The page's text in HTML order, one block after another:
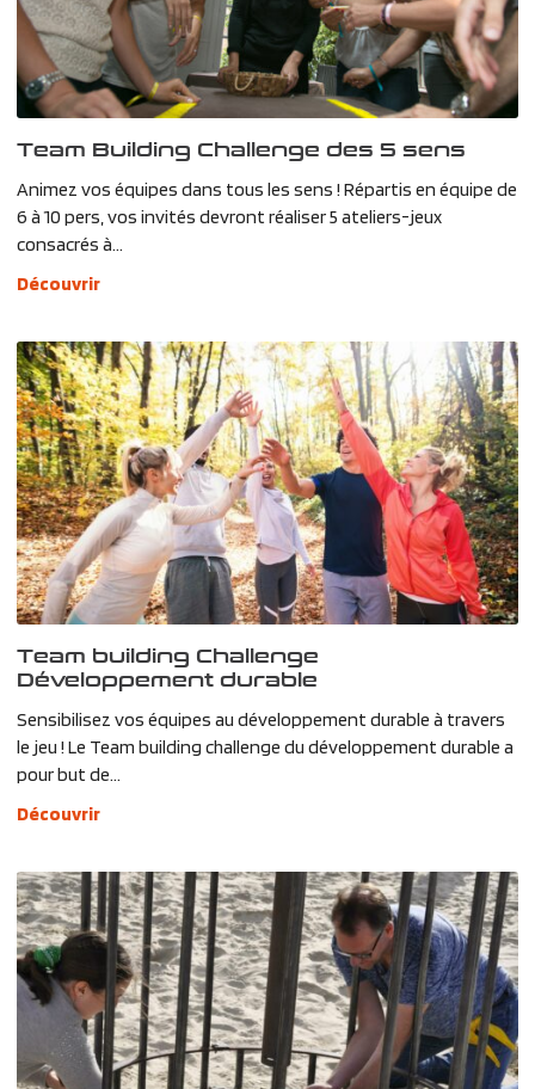
Team Building Challenge des 5 sens
Animez vos équipes dans tous les sens ! Répartis en équipe de
6 à 10 pers, vos invités devront réaliser 5 ateliers-jeux
consacrés à...
Découvrir
Team building Challenge
Développement durable
Sensibilisez vos équipes au développement durable à travers
le jeu ! Le Team building challenge du développement durable a
pour but de...
Découvrir